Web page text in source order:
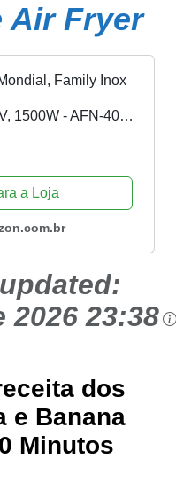
Air Fryer
Family Inox
1500W - AFN-40-
a Loja
2026 23:38
dos
e Banana
Minutos